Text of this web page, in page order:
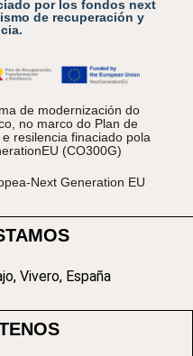
por los fondos next
de recuperación y
de modernización do
no marco do Plan de
resilencia finaciado pola
(CO300G)
Next Generation EU
Vivero, España